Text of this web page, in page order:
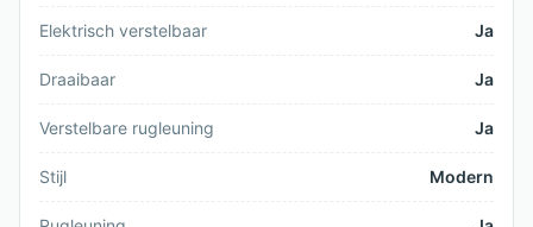
Elektrisch verstelbaar Ja
Draaibaar Ja
Verstelbare rugleuning Ja
Stijl Modern